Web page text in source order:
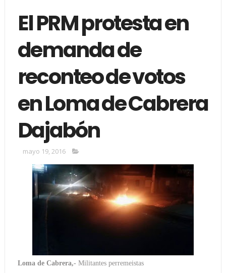
El PRM protesta en
demanda de
reconteo de votos
en Loma de Cabrera
Dajabón
mayo 19, 2016
Loma de Cabrera,- Militantes perremeistas